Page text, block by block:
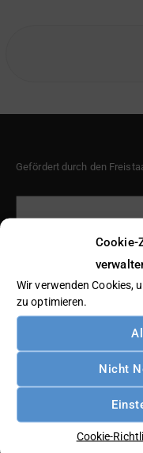
Cookie-
Wir verwenden Cookies,
zu optimieren.
Nicht
Cookie-
Gefördert durch den
Finanziert durch die